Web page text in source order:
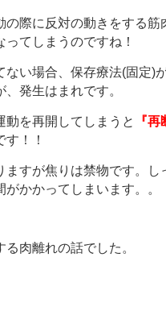
の際に反対の動きをする
てしまうのですね！
い場合、保存療法(固定)
発生はまれです。
動を再開してしまうと
『
！！
ますが焦りは禁物です。し
かかってしまいます。。
肉離れの話でした。